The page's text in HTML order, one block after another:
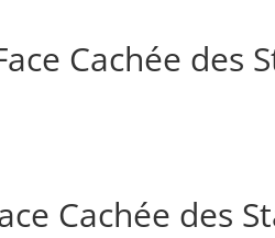
Cachée des
Cachée des